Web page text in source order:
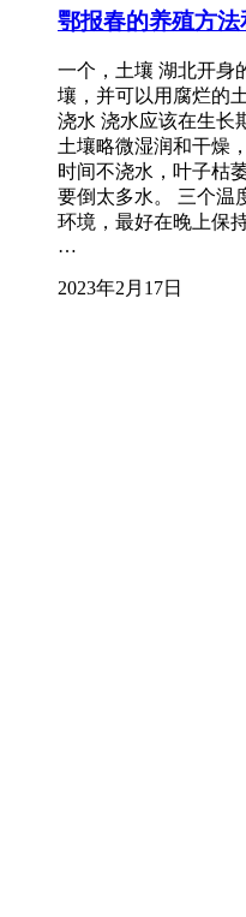
鄂报春的养殖方
一个，土壤 湖北开身
壤，并可以用腐烂的
浇水 浇水应该在生长
土壤略微湿润和干燥
时间不浇水，叶子枯
要倒太多水。 三个温
环境，最好在晚上保
…
2023年2月17日